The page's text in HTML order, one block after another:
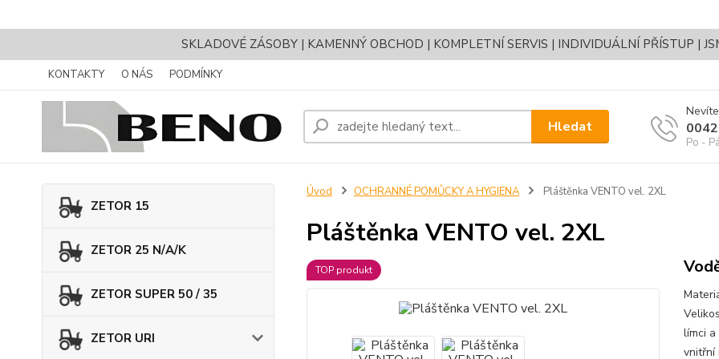
SKLADOVÉ ZÁSOBY | KAMENNÝ OBCHOD | KOMPLETNÍ SERVIS | INDIVIDUÁLNÍ PŘÍSTUP |
KONTAKTY O NÁS PODMÍNKY
Hledat
Po -
ZETOR 15
ZETOR 25 N/A/K
ZETOR SUPER 50 / 35
ZETOR URI
Úvod OCHRANNÉ POMŮCKY A HYGIENA Pláštěnka VENTO vel. 2XL
Pláštěnka VENTO vel. 2XL
TOP produkt
límci a
vnitřní